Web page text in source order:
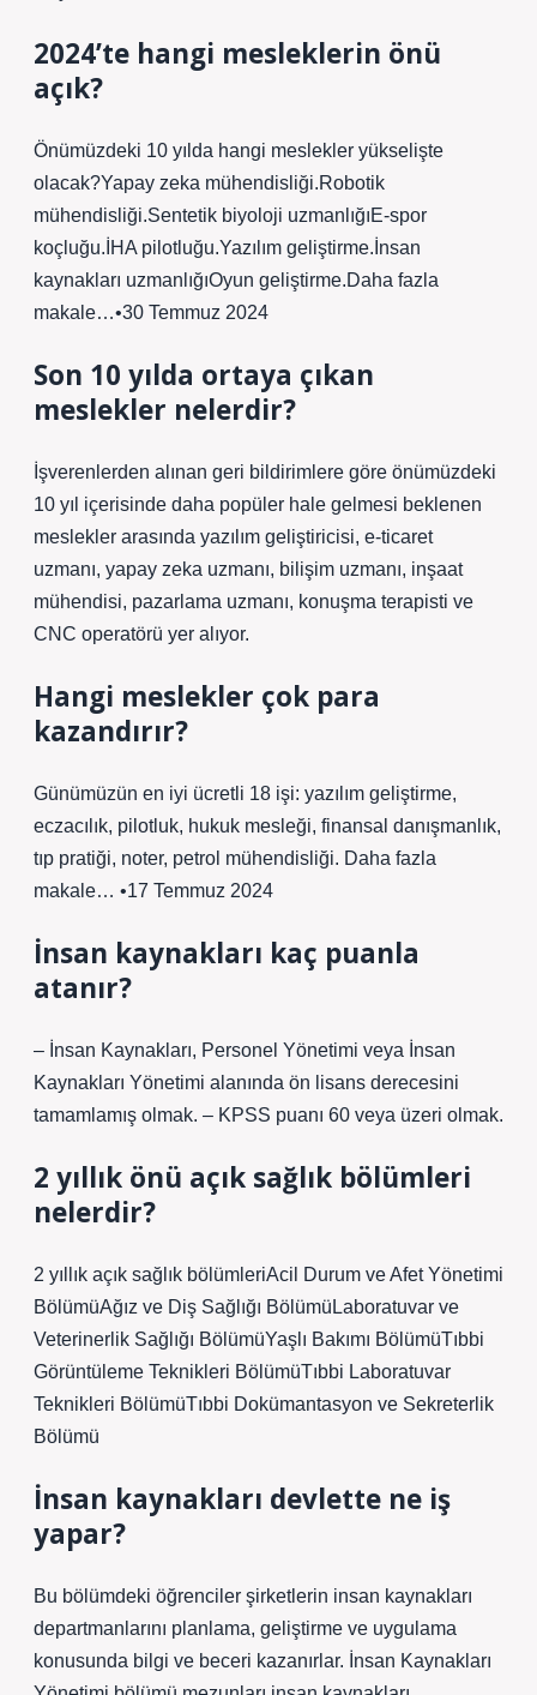
2024’te hangi mesleklerin önü
açık?
Önümüzdeki 10 yılda hangi meslekler yükselişte
olacak?Yapay zeka mühendisliği.Robotik
mühendisliği.Sentetik biyoloji uzmanlığıE-spor
koçluğu.İHA pilotluğu.Yazılım geliştirme.İnsan
kaynakları uzmanlığıOyun geliştirme.Daha fazla
makale…•30 Temmuz 2024
Son 10 yılda ortaya çıkan
meslekler nelerdir?
İşverenlerden alınan geri bildirimlere göre önümüzdeki
10 yıl içerisinde daha popüler hale gelmesi beklenen
meslekler arasında yazılım geliştiricisi, e-ticaret
uzmanı, yapay zeka uzmanı, bilişim uzmanı, inşaat
mühendisi, pazarlama uzmanı, konuşma terapisti ve
CNC operatörü yer alıyor.
Hangi meslekler çok para
kazandırır?
Günümüzün en iyi ücretli 18 işi: yazılım geliştirme,
eczacılık, pilotluk, hukuk mesleği, finansal danışmanlık,
tıp pratiği, noter, petrol mühendisliği. Daha fazla
makale… •17 Temmuz 2024
İnsan kaynakları kaç puanla
atanır?
– İnsan Kaynakları, Personel Yönetimi veya İnsan
Kaynakları Yönetimi alanında ön lisans derecesini
tamamlamış olmak. – KPSS puanı 60 veya üzeri olmak.
2 yıllık önü açık sağlık bölümleri
nelerdir?
2 yıllık açık sağlık bölümleriAcil Durum ve Afet Yönetimi
BölümüAğız ve Diş Sağlığı BölümüLaboratuvar ve
Veterinerlik Sağlığı BölümüYaşlı Bakımı BölümüTıbbi
Görüntüleme Teknikleri BölümüTıbbi Laboratuvar
Teknikleri BölümüTıbbi Dokümantasyon ve Sekreterlik
Bölümü
İnsan kaynakları devlette ne iş
yapar?
Bu bölümdeki öğrenciler şirketlerin insan kaynakları
departmanlarını planlama, geliştirme ve uygulama
konusunda bilgi ve beceri kazanırlar. İnsan Kaynakları